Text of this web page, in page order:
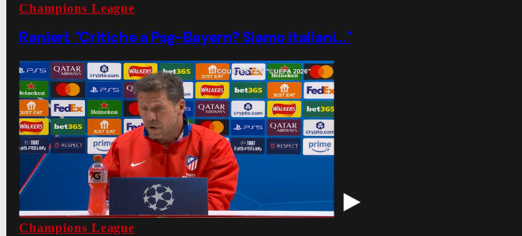
Champions League
Ranieri: "Critiche a Psg-Bayern? Siamo italiani..."
Champions League